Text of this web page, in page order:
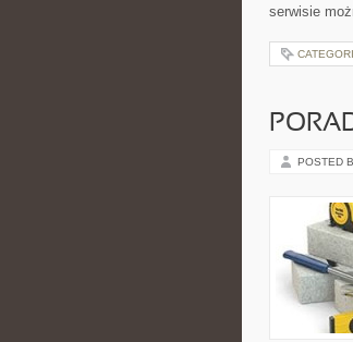
serwisie
POSTED